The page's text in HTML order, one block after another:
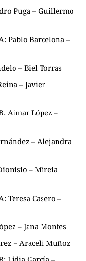
Puga – Guillermo
Pablo Barcelona –
– Biel Torras
– Javier
Aimar López –
– Alejandra
– Mireia
Teresa Casero –
– Jana Montes
– Araceli Muñoz